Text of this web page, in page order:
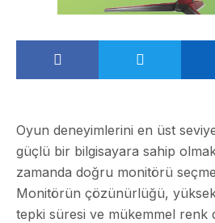
Oyun deneyimlerini en üst
güçlü bir bilgisayara sahip
zamanda doğru monitörü
Monitörün çözünürlüğü, yüksek
tepki süresi ve mükemmel renk